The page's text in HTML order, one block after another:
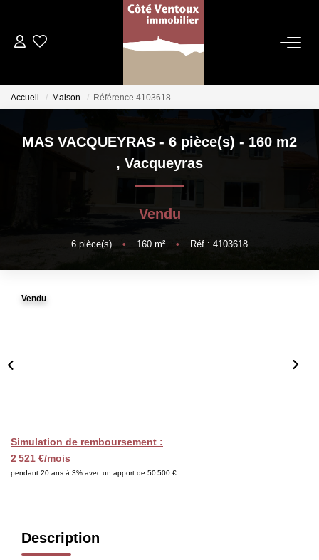
Qui Sommes Nous
Les Dentelles Montmirail
Notre Équipe
ESTIMATION
CONTACT
Accueil Maison Référence 4103618
MAS VACQUEYRAS - 6 pièce(s) - 160 m2
, Vacqueyras
Vendu
6 pièce(s) • 160 m² • Réf : 4103618
Vendu
Simulation de remboursement :
2 521 €/mois
pendant 20 ans à 3% avec un apport de 50 500 €
Description